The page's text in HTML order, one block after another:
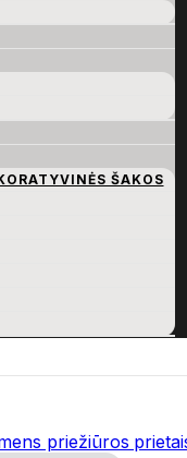
ŠAKOS
priežiūros